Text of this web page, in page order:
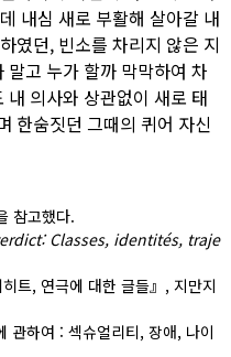
내심 새로 부활해 살아갈 내
였던, 빈소를 차리지 않은 지
고 누가 할까 막막하여 차
의사와 상관없이 새로 태
한숨짓던 그때의 퀴어 자신
참고했다.
Classes, identités, traje
트, 연극에 대한 글들』, 지만지
관하여 : 섹슈얼리티, 장애, 나이